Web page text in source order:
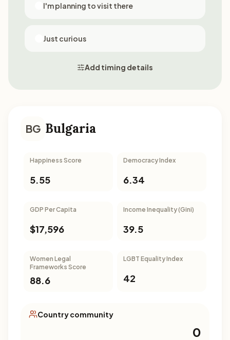
I'm planning to visit there
Just curious
Add timing details
BG Bulgaria
Happiness Score
5.55
Democracy Index
6.34
GDP Per Capita
$17,596
Income Inequality (Gini)
39.5
Women Legal
Frameworks Score
88.6
LGBT Equality Index
42
Country community
0